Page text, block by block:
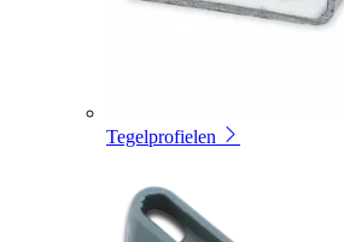
Tegelprofielen